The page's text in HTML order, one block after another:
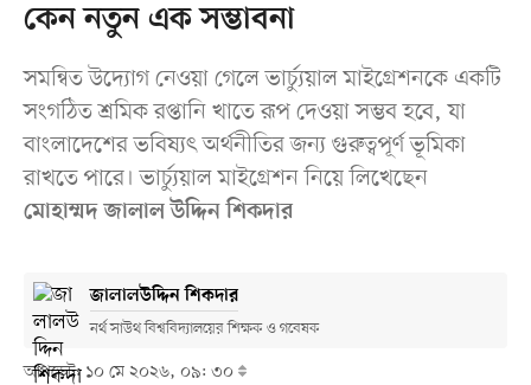
কেন নতুন এক সম্ভাবনা
সমন্বিত উদ্যোগ নেওয়া গেলে ভার্চ্যুয়াল মাইগ্রেশনকে একটি
সংগঠিত শ্রমিক রপ্তানি খাতে রূপ দেওয়া সম্ভব হবে, যা
বাংলাদেশের ভবিষ্যৎ অর্থনীতির জন্য গুরুত্বপূর্ণ ভূমিকা
রাখতে পারে। ভার্চ্যুয়াল মাইগ্রেশন নিয়ে লিখেছেন
মোহাম্মদ জালাল উদ্দিন শিকদার
জালালউদ্দিন শিকদার
নর্থ সাউথ বিশ্ববিদ্যালয়ের শিক্ষক ও গবেষক
আপডেট: ১০ মে ২০২৬, ০৯: ৩০